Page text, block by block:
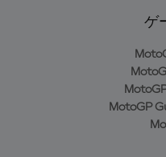
ゲ
MotoGP